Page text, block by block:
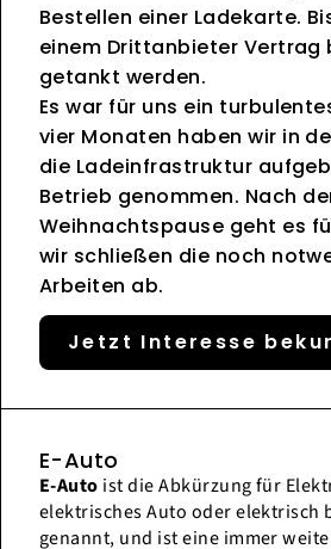
Bestellen einer Ladekarte.
einem Drittanbieter Vertrag
getankt werden.
Es war für uns ein
vier Monaten haben wir in
die Ladeinfrastruktur
Betrieb genommen. Nach
Weihnachtspause geht es
wir schließen die noch
Arbeiten ab.
Jetzt Interesse
E-Auto
E-Auto ist die Abkürzung für
elektrisches Auto oder elektrisch
genannt, und ist eine immer